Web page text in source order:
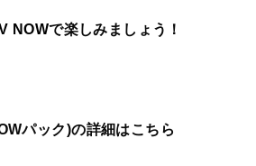
NOWで楽しみましょう！
パック)の詳細はこちら